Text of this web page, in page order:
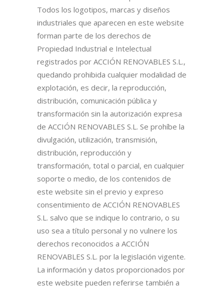
Todos los logotipos, marcas y diseños
industriales que aparecen en este website
forman parte de los derechos de
Propiedad Industrial e Intelectual
registrados por ACCIÓN RENOVABLES S.L.,
quedando prohibida cualquier modalidad de
explotación, es decir, la reproducción,
distribución, comunicación pública y
transformación sin la autorización expresa
de ACCIÓN RENOVABLES S.L. Se prohíbe la
divulgación, utilización, transmisión,
distribución, reproducción y
transformación, total o parcial, en cualquier
soporte o medio, de los contenidos de
este website sin el previo y expreso
consentimiento de ACCIÓN RENOVABLES
S.L. salvo que se indique lo contrario, o su
uso sea a título personal y no vulnere los
derechos reconocidos a ACCIÓN
RENOVABLES S.L. por la legislación vigente.
La información y datos proporcionados por
este website pueden referirse también a